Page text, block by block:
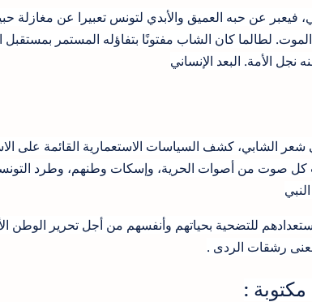
فيعبر عن حبه العميق والأبدي لتونس تعبيرا عن مغازلة
لطالما كان الشاب مفتونًا بتفاؤله المستمر بمستقبل
نجل الأمة. البعد الإنساني
شعر الشابي، كشف السياسات الاستعمارية القائمة على
صوت من أصوات الحرية، وإسكات وطنهم، وطرد
للتضحية بحياتهم وأنفسهم من أجل تحرير
رشقات الردى .
: